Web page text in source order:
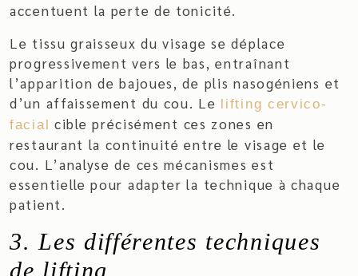
accentuent la perte de tonicité.
Le tissu graisseux du visage se déplace
progressivement vers le bas, entraînant
l’apparition de bajoues, de plis nasogéniens et
d’un affaissement du cou. Le lifting cervico-
facial cible précisément ces zones en
restaurant la continuité entre le visage et le
cou. L’analyse de ces mécanismes est
essentielle pour adapter la technique à chaque
patient.
3. Les différentes techniques
de lifting